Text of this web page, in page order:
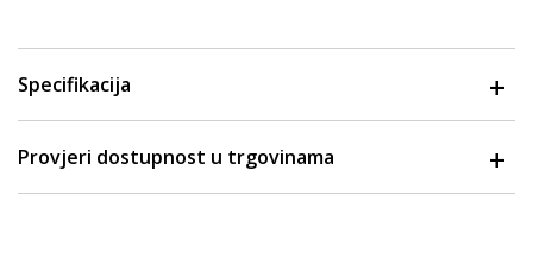
Specifikacija
Provjeri dostupnost u trgovinama